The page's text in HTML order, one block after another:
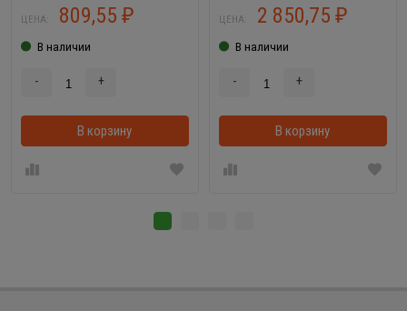
ЦЕНА: 809,55 ₽
В наличии
- +
В корзину В корзинке
ЦЕНА: 2 850,75 ₽
В наличии
- +
В корзину